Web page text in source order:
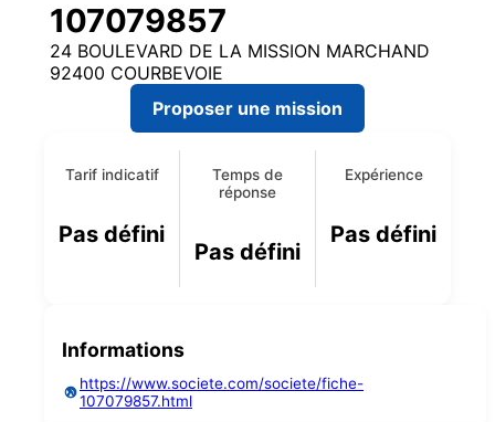
107079857
24 BOULEVARD DE LA MISSION MARCHAND
92400 COURBEVOIE
Proposer une mission
Tarif indicatif
Pas défini
Temps de
réponse
Pas défini
Expérience
Pas défini
Informations
https://www.societe.com/societe/fiche-
107079857.html